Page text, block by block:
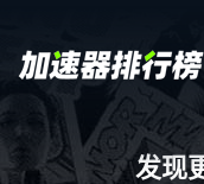
发现